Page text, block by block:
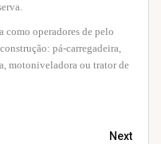
como operadores de pelo
pá-carregadeira,
motoniveladora ou trator de
Next